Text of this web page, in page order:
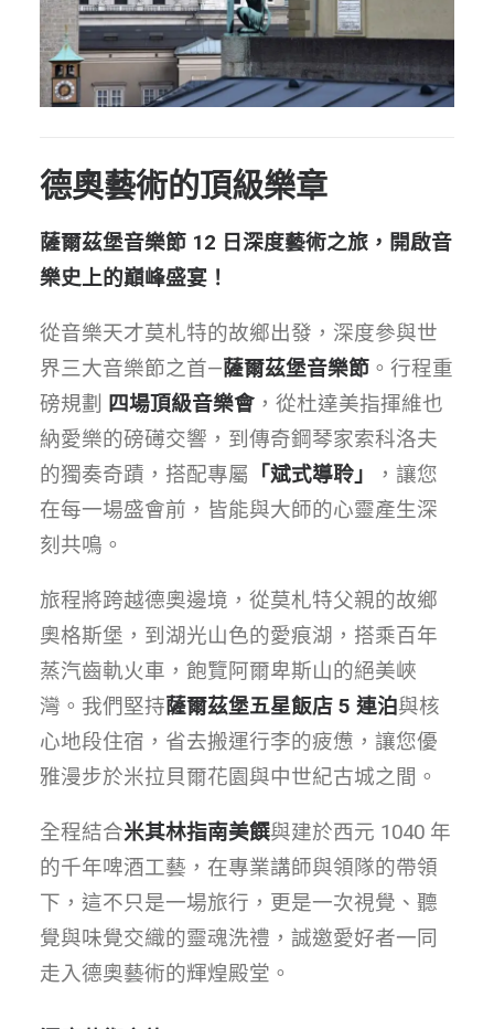
德奧藝術的頂級樂章
薩爾茲堡音樂節 12 日深度藝術之旅，開啟音
樂史上的巔峰盛宴！
從音樂天才莫札特的故鄉出發，深度參與世
界三大音樂節之首—薩爾茲堡音樂節 。行程重
磅規劃 四場頂級音樂會 ，從杜達美指揮維也
納愛樂的磅礡交響，到傳奇鋼琴家索科洛夫
的獨奏奇蹟，搭配專屬 「斌式導聆」
，讓您
在每一場盛會前，皆能與大師的心靈產生深
刻共鳴。
旅程將跨越德奧邊境，從莫札特父親的故鄉
奧格斯堡，到湖光山色的愛痕湖，搭乘百年
蒸汽齒軌火車，飽覽阿爾卑斯山的絕美峽
灣。我們堅持薩爾茲堡五星飯店 5 連泊與核
心地段住宿，省去搬運行李的疲憊，讓您優
雅漫步於米拉貝爾花園與中世紀古城之間。
全程結合米其林指南美饌與建於西元 1040 年
的千年啤酒工藝，在專業講師與領隊的帶領
下，這不只是一場旅行，更是一次視覺、聽
覺與味覺交織的靈魂洗禮，誠邀愛好者一同
走入德奧藝術的輝煌殿堂。